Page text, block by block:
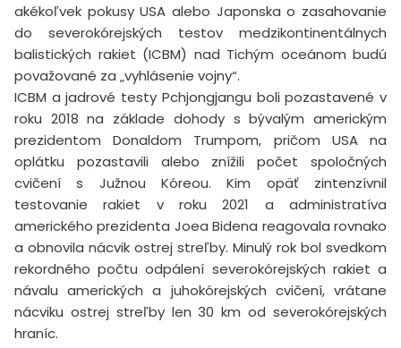
akékoľvek pokusy USA alebo Japonska o zasahovanie
do severokórejských testov medzikontinentálnych
balistických rakiet (ICBM) nad Tichým oceánom budú
považované za „vyhlásenie vojny“.
ICBM a jadrové testy Pchjongjangu boli pozastavené v
roku 2018 na základe dohody s bývalým americkým
prezidentom Donaldom Trumpom, pričom USA na
oplátku pozastavili alebo znížili počet spoločných
cvičení s Južnou Kóreou. Kim opäť zintenzívnil
testovanie rakiet v roku 2021 a administratíva
amerického prezidenta Joea Bidena reagovala rovnako
a obnovila nácvik ostrej streľby. Minulý rok bol svedkom
rekordného počtu odpálení severokórejských rakiet a
návalu amerických a juhokórejských cvičení, vrátane
nácviku ostrej streľby len 30 km od severokórejských
hraníc.